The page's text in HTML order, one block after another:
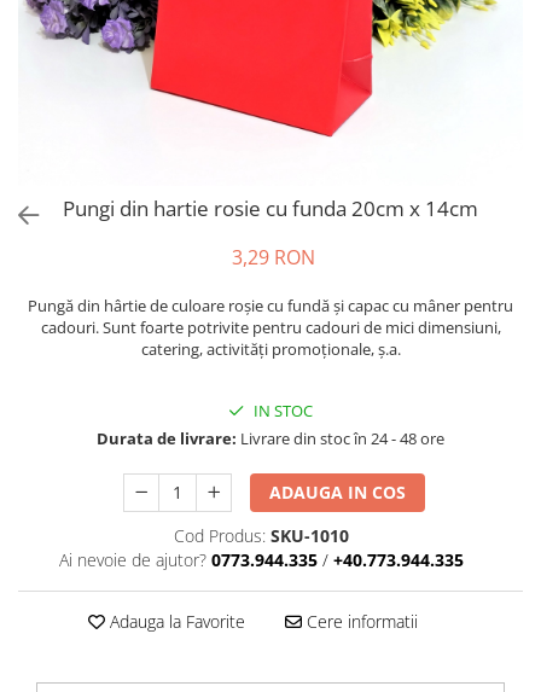
Pungi din hartie rosie cu funda 20cm x 14cm
3,29 RON
Pungă din hârtie de culoare roșie cu fundă și capac cu mâner pentru
cadouri. Sunt foarte potrivite pentru cadouri de mici dimensiuni,
catering, activități promoționale, ș.a.
IN STOC
Durata de livrare: Livrare din stoc în 24 - 48 ore
ADAUGA IN COS
Cod Produs: SKU-1010
Ai nevoie de ajutor? 0773.944.335 / +40.773.944.335
Adauga la Favorite Cere informatii